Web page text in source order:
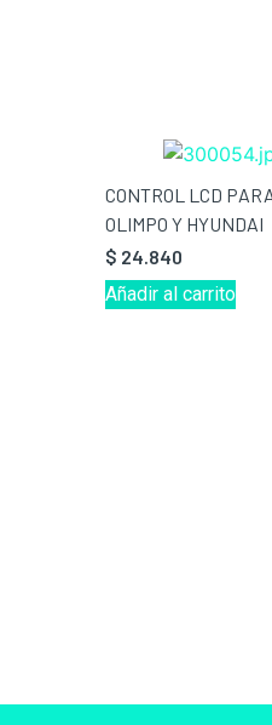
CONTROL LCD
OLIMPO Y HYUNDAI
$ 24.840
Añadir al carrito